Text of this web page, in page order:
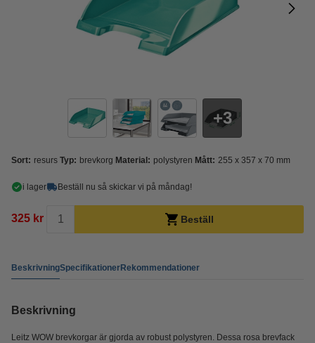
3
Sort: resurs Typ: brevkorg Material: polystyren Mått: 255 x 357 x 70 mm
i lager Beställ nu så skickar vi på måndag!
325 kr Beställ
BeskrivningSpecifikationerRekommendationer
Beskrivning
Leitz WOW brevkorgar är gjorda av robust polystyren. Dessa rosa brevfack